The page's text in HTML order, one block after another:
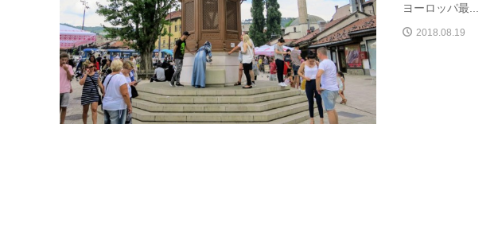
ヨーロッパ最...
2018.08.19